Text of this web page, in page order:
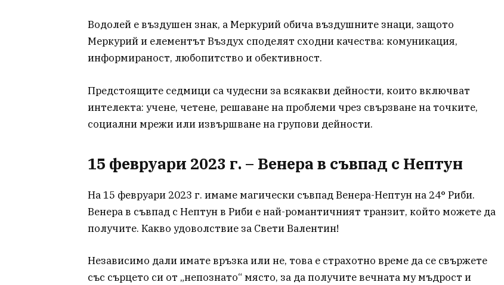
Водолей е въздушен знак, а Меркурий обича въздушните знаци, защото
Меркурий и елементът Въздух споделят сходни качества: комуникация,
информираност, любопитство и обективност.
Предстоящите седмици са чудесни за всякакви дейности, които включват
интелекта: учене, четене, решаване на проблеми чрез свързване на точките,
социални мрежи или извършване на групови дейности.
15 февруари 2023 г. – Венера в съвпад с Нептун
На 15 февруари 2023 г. имаме магически съвпад Венера-Нептун на 24° Риби.
Венера в съвпад с Нептун в Риби е най-романтичният транзит, който можете да
получите. Какво удоволствие за Свети Валентин!
Независимо дали имате връзка или не, това е страхотно време да се свържете
със сърцето си от „непознато“ място, за да получите вечната му мъдрост и